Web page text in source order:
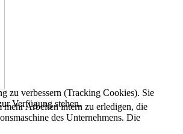
Arbeiten intern zu erledigen, die
des Unternehmens. Die
zu verbessern (Tracking Cookies). Sie
Verfügung stehen.